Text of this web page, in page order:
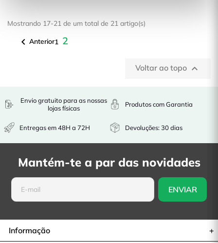
Mostrando 17-21 de um total de 21 artigo(s)
 Anterior1 2
Voltar ao topo 
Envio gratuito para as nossas
lojas físicas
Entregas em 48H a 72H
Produtos com Garantia
Devoluções: 30 dias
Mantém-te a par das novidades
Informação